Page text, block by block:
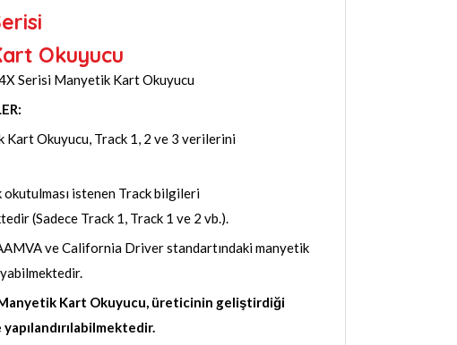
Okuyucu
Serisi Manyetik Kart Okuyucu
Okuyucu, Track 1, 2 ve 3 verilerini
okutulması istenen Track bilgileri
(Sadece Track 1, Track 1 ve 2 vb.).
ve California Driver standartındaki manyetik
Manyetik Kart Okuyucu, üreticinin geliştirdiği
yapılandırılabilmektedir.